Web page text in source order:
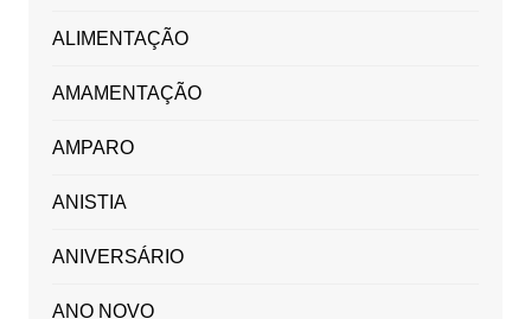
ALIMENTAÇÃO
AMAMENTAÇÃO
AMPARO
ANISTIA
ANIVERSÁRIO
ANO NOVO